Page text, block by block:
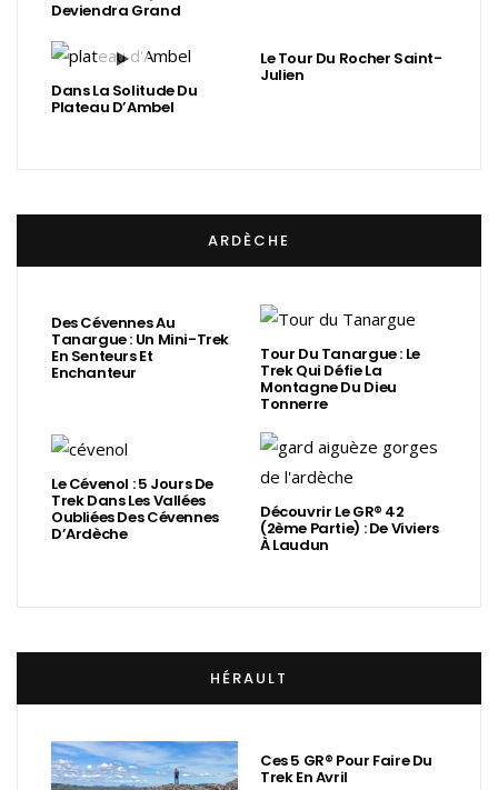
Deviendra Grand
Dans La Solitude Du
Plateau D’Ambel
Le Tour Du Rocher Saint-
Julien
ARDÈCHE
Des Cévennes Au
Tanargue : Un Mini-Trek
En Senteurs Et
Enchanteur
Tour Du Tanargue : Le
Trek Qui Défie La
Montagne Du Dieu
Tonnerre
Le Cévenol : 5 Jours De
Trek Dans Les Vallées
Oubliées Des Cévennes
D’Ardèche
Découvrir Le GR® 42
(2ème Partie) : De Viviers
À Laudun
HÉRAULT
Ces 5 GR® Pour Faire Du
Trek En Avril